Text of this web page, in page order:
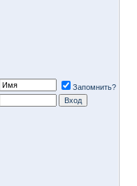
Запомнить?